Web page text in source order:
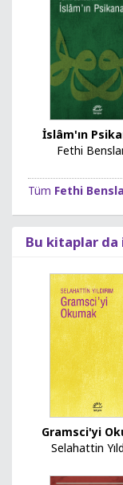
İslâm'ın
Fethi
Tüm Fethi
Bu kitaplar
Gramsci'yi
Selahattin